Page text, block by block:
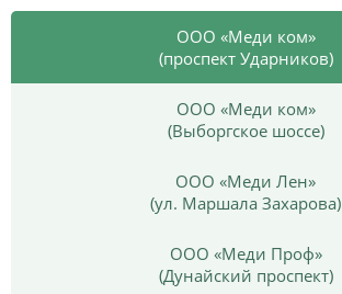
ООО «Меди ком»
(проспект Ударников)
ООО «Меди ком»
(Выборгское шоссе)
ООО «Меди Лен»
(ул. Маршала Захарова)
ООО «Меди Проф»
(Дунайский проспект)